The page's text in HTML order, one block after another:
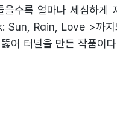
수록 얼마나 세심하게
Rain, Love >까지
어 터널을 만든 작품이